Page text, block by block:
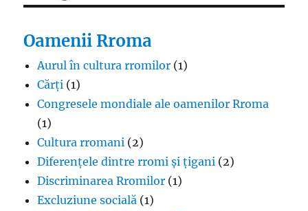
Oamenii Rroma
Aurul în cultura rromilor (1)
Cărți (1)
Congresele mondiale ale oamenilor Rroma
(1)
Cultura rromani (2)
Diferențele dintre rromi și țigani (2)
Discriminarea Rromilor (1)
Excluziune socială (1)